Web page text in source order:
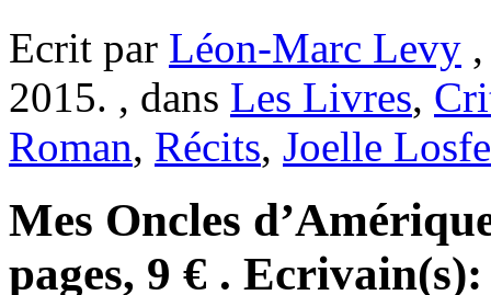
Ecrit par Léon-Marc Levy
2015. , dans Les Livres,
Roman, Récits, Joelle
Mes Oncles
pages, 9 € .